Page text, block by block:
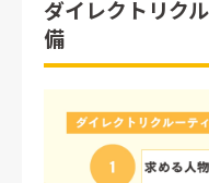
ダイレクトリク
備